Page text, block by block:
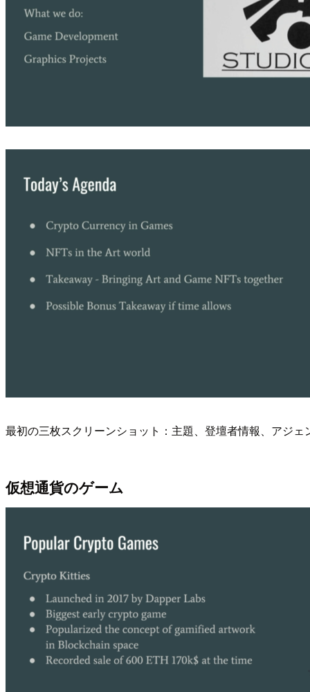
最初の三枚スクリーンショット：主題、登壇者情報、アジェ
仮想通貨のゲーム